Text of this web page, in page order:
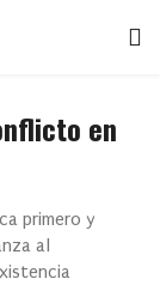
en
primero y
al